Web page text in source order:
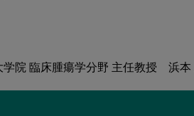
学院 臨床腫瘍学分野 主任教授 浜本